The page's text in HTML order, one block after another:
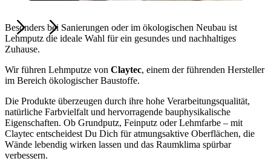
Besonders bei Sanierungen oder im ökologischen Neubau ist
Lehmputz die ideale Wahl für ein gesundes und nachhaltiges
Zuhause.
Wir führen Lehmputze von Claytec, einem der führenden Hersteller
im Bereich ökologischer Baustoffe.
Die Produkte überzeugen durch ihre hohe Verarbeitungsqualität,
natürliche Farbvielfalt und hervorragende bauphysikalische
Eigenschaften. Ob Grundputz, Feinputz oder Lehmfarbe – mit
Claytec entscheidest Du Dich für atmungsaktive Oberflächen, die
Wände lebendig wirken lassen und das Raumklima spürbar
verbessern.